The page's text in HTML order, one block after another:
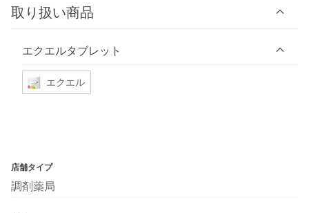
取り扱い商品
エクエルタブレット
エクエル
店舗タイプ
調剤薬局